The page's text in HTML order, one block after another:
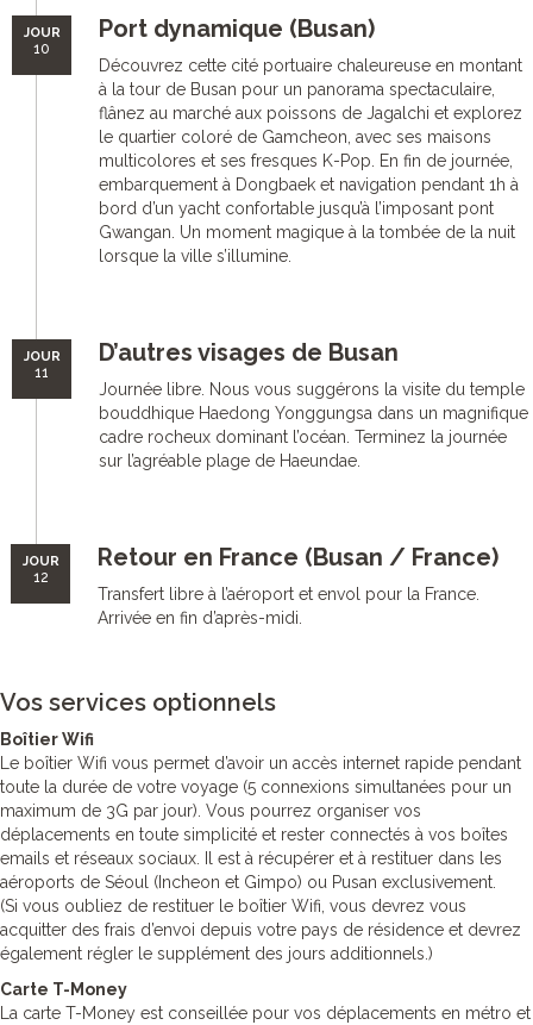
JOUR
10
Port dynamique (Busan)
Découvrez cette cité portuaire chaleureuse en montant
à la tour de Busan pour un panorama spectaculaire,
flânez au marché aux poissons de Jagalchi et explorez
le quartier coloré de Gamcheon, avec ses maisons
multicolores et ses fresques K-Pop. En fin de journée,
embarquement à Dongbaek et navigation pendant 1h à
bord d’un yacht confortable jusqu’à l’imposant pont
Gwangan. Un moment magique à la tombée de la nuit
lorsque la ville s’illumine.
JOUR
11
D’autres visages de Busan
Journée libre. Nous vous suggérons la visite du temple
bouddhique Haedong Yonggungsa dans un magnifique
cadre rocheux dominant l’océan. Terminez la journée
sur l’agréable plage de Haeundae.
JOUR
12
Retour en France (Busan / France)
Transfert libre à l’aéroport et envol pour la France.
Arrivée en fin d’après-midi.
Vos services optionnels
Boîtier Wifi
Le boîtier Wifi vous permet d’avoir un accès internet rapide pendant
toute la durée de votre voyage (5 connexions simultanées pour un
maximum de 3G par jour). Vous pourrez organiser vos
déplacements en toute simplicité et rester connectés à vos boîtes
emails et réseaux sociaux. Il est à récupérer et à restituer dans les
aéroports de Séoul (Incheon et Gimpo) ou Pusan exclusivement.
(Si vous oubliez de restituer le boîtier Wifi, vous devrez vous
acquitter des frais d’envoi depuis votre pays de résidence et devrez
également régler le supplément des jours additionnels.)
Carte T-Money
La carte T-Money est conseillée pour vos déplacements en métro et